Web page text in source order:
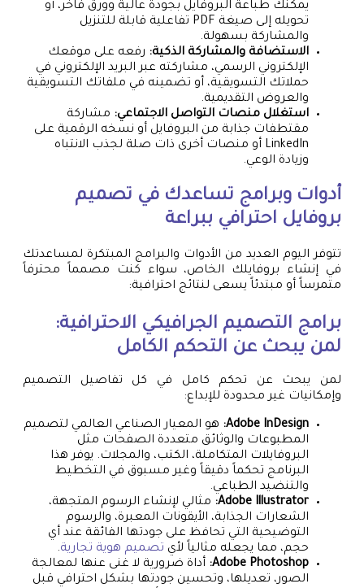
يمكنك طباعة البروفايل بجودة عالية وورق فاخر، أو
تحويله إلى صيغة PDF تفاعلية قابلة للتنزيل
والمشاركة بسهولة.
الاستضافة والمشاركة الذكية: رفعه على موقعك
الإلكتروني الرسمي، مشاركته عبر البريد الإلكتروني في
حملاتك التسويقية، أو تضمينه في ملفاتك التسويقية
والعروض التقديمية.
استغلال منصات التواصل الاجتماعي: مشاركة
مقتطفات جذابة من البروفايل أو نسخه الرقمية على
LinkedIn أو منصات أخرى ذات صلة لجذب الانتباه
وزيادة الوعي.
أدوات وبرامج تساعدك في تصميم
بروفايل احترافي ببراعة
تتوفر اليوم العديد من الأدوات والبرامج المبتكرة لمساعدتك
في إنشاء بروفايلك الخاص، سواء كنت مصمماً محترفاً
متمرساً أو مبتدئاً يسعى لنتائج احترافية:
برامج التصميم الجرافيكي الاحترافية:
لمن يبحث عن التحكم الكامل
لمن يبحث عن تحكم كامل في كل تفاصيل التصميم
وإمكانيات غير محدودة للإبداع:
Adobe InDesign: هو المعيار الصناعي العالمي لتصميم
المطبوعات والوثائق متعددة الصفحات مثل
البروفايلات المتكاملة، الكتب، والمجلات. يوفر هذا
البرنامج تحكماً دقيقاً وغير مسبوق في التخطيط
والتنضيد الطباعي.
Adobe Illustrator: مثالي لإنشاء الرسوم المتجهة،
الشعارات الجذابة، الأيقونات المعبرة، والرسوم
التوضيحية التي تحافظ على جودتها الفائقة عند أي
حجم، مما يجعله مثالياً لأي تصميم هوية تجارية.
Adobe Photoshop: أداة ضرورية لا غنى عنها لمعالجة
الصور، تعديلها، وتحسين جودتها بشكل احترافي قبل